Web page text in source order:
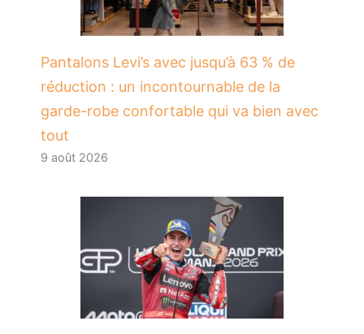
Pantalons Levi’s avec jusqu’à 63 % de
réduction : un incontournable de la
garde-robe confortable qui va bien avec
tout
9 août 2026